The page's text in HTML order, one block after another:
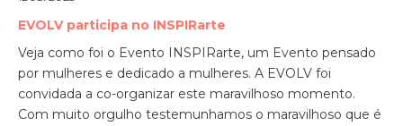
EVOLV participa no INSPIRarte
Veja como foi o Evento INSPIRarte, um Evento pensado
por mulheres e dedicado a mulheres. A EVOLV foi
convidada a co-organizar este maravilhoso momento.
Com muito orgulho testemunhamos o maravilhoso que é